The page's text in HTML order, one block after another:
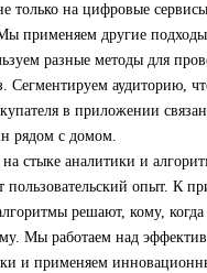
только на цифровые
применяем другие подходы
разные методы для
Сегментируем аудиторию,
в приложении
рядом с домом.
на стыке аналитики и
опыт. К
решают, кому, когда
Мы работаем над
и применяем